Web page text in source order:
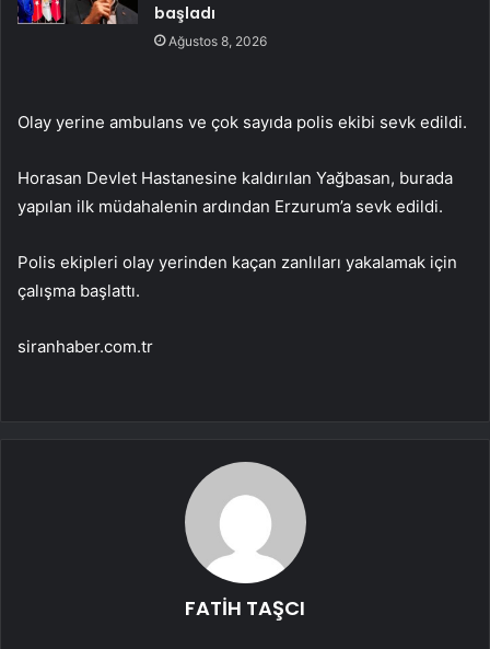
başladı
Ağustos 8, 2026
Olay yerine ambulans ve çok sayıda polis ekibi sevk edildi.
Horasan Devlet Hastanesine kaldırılan Yağbasan, burada
yapılan ilk müdahalenin ardından Erzurum’a sevk edildi.
Polis ekipleri olay yerinden kaçan zanlıları yakalamak için
çalışma başlattı.
siranhaber.com.tr
FATİH TAŞCI